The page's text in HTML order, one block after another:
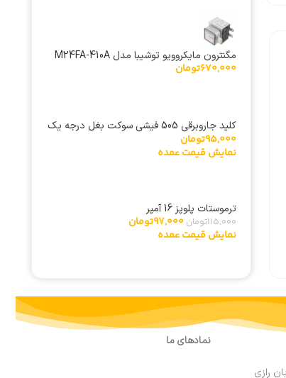
مگنترون مایکروویو توشیبا مدل M24FA-410A
670,000تومان
کلید جاروبرقی 505 فیشی سوکت بغل درجه یک
خارجی
95,000
تومان